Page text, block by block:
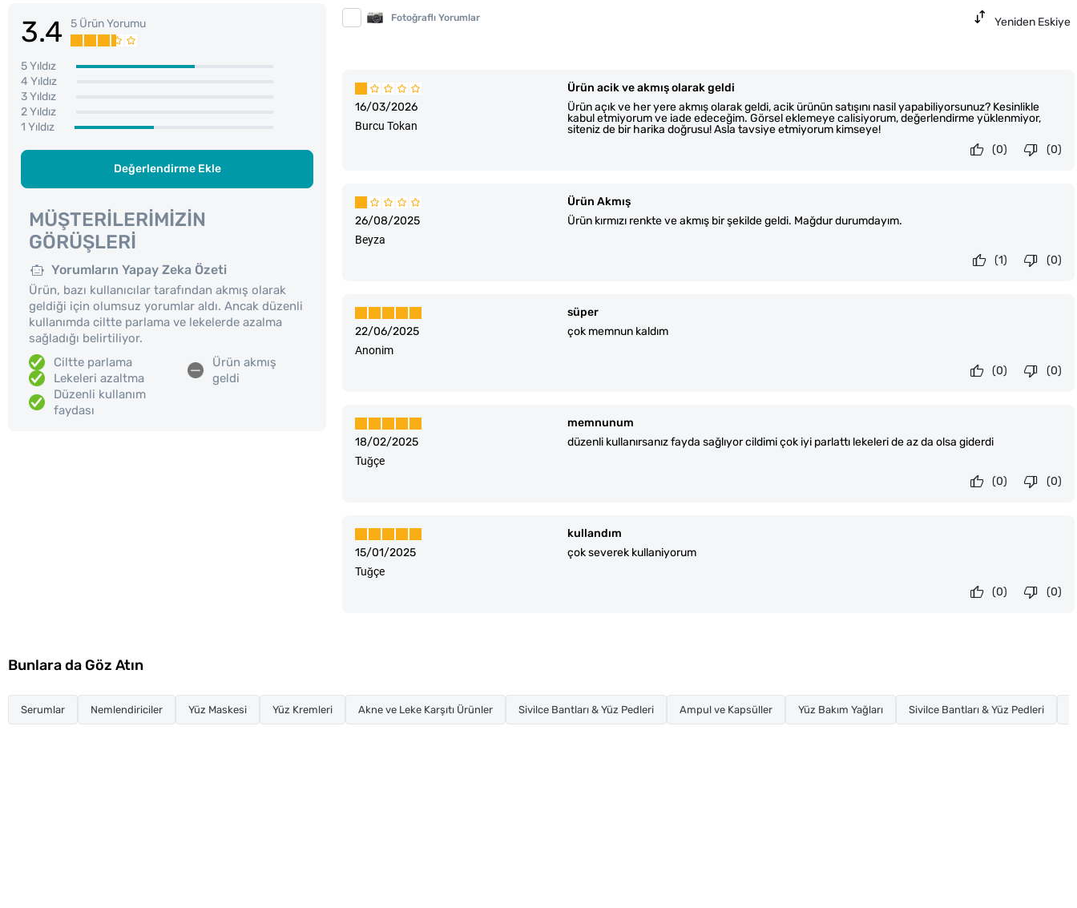
3.4 5 Ürün Yorumu
5 Yıldız
4 Yıldız
3 Yıldız
2 Yıldız
1 Yıldız
Değerlendirme Ekle
MÜŞTERILERIMIZIN
GÖRÜŞLERI
Yorumların Yapay Zeka Özeti
Ürün, bazı kullanıcılar tarafından akmış olarak
geldiği için olumsuz yorumlar aldı. Ancak düzenli
kullanımda ciltte parlama ve lekelerde azalma
sağladığı belirtiliyor.
Ciltte parlama
Lekeleri azaltma
Düzenli kullanım
faydası
Ürün akmış
geldi
Fotoğraflı Yorumlar Yeniden Eskiye
16/03/2026
Ürün acik ve akmış olarak geldi
Ürün açık ve her yere akmış olarak geldi, acik ürünün satışını nasil yapabiliyorsunuz? Kesinlikle
kabul etmiyorum ve iade edeceğim. Görsel eklemeye calisiyorum, değerlendirme yüklenmiyor,
siteniz de bir harika doğrusu! Asla tavsiye etmiyorum kimseye!
Burcu Tokan
(0)
(0)
26/08/2025
Ürün Akmış
Ürün kırmızı renkte ve akmış bir şekilde geldi. Mağdur durumdayım.
Beyza
(0)
(1)
22/06/2025
süper
çok memnun kaldım
Anonim
(0)
(0)
18/02/2025
memnunum
düzenli kullanırsanız fayda sağlıyor cildimi çok iyi parlattı lekeleri de az da olsa giderdi
Tuğçe
(0)
(0)
15/01/2025
kullandım
çok severek kullaniyorum
Tuğçe
(0)
(0)
Bunlara da Göz Atın
Serumlar Nemlendiriciler Yüz Maskesi Yüz Kremleri Akne ve Leke Karşıtı Ürünler Sivilce Bantları & Yüz Pedleri Ampul ve Kapsüller Yüz Bakım Yağları Sivilce Bantları & Yüz Pedleri